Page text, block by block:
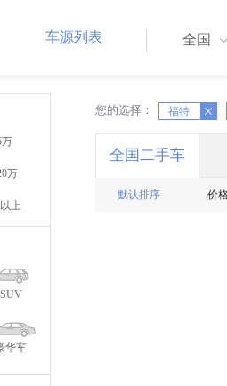
车源列表 全国
万
万
上
SUV
华车
您的选择： 福特
X X
全国二手车
默认排序 价